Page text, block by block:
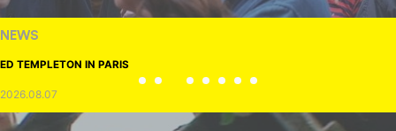
NEWS
ED TEMPLETON IN PARIS
2026.08.07